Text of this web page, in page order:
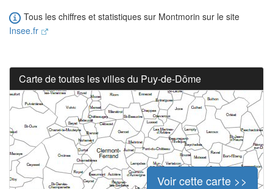
Tous les chiffres et statistiques sur Montmorin sur le site
Insee.fr
Carte de toutes les villes du Puy-de-Dôme
Voir cette carte >>